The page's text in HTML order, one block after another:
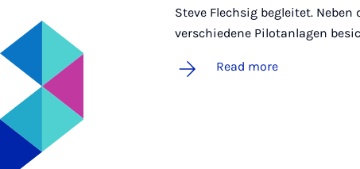
Steve Flechsig begleitet.
verschiedene Pilotanlagen
Read more